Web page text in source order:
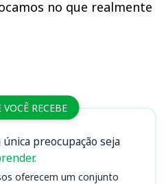
no que realmente
VOCÊ RECEBE
preocupação seja
oferecem um conjunto